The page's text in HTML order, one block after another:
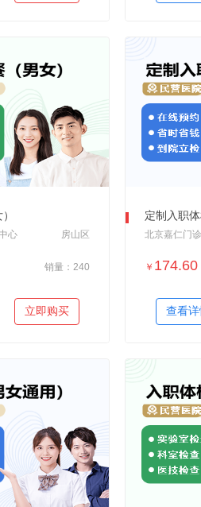
对比
心 房山区
销量：240
立即购买
定制入职
北京嘉仁门
￥ 174.60
查看